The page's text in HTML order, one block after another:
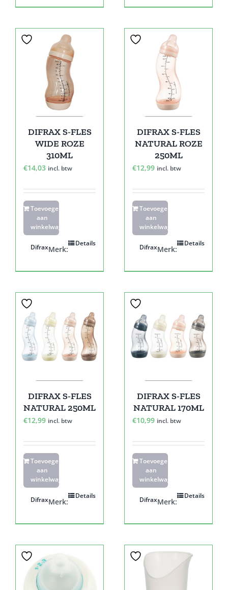
DIFRAX S-FLES
WIDE ROZE
310ML
€14,03 incl. btw
Toevoegen
aan
winkelwagen
Details
Merk:
Difrax
DIFRAX S-FLES
NATURAL ROZE
250ML
€12,99 incl. btw
Toevoegen
aan
winkelwagen
Details
Merk:
Difrax
DIFRAX S-FLES
NATURAL 250ML
€12,99 incl. btw
Toevoegen
aan
winkelwagen
Details
Merk:
Difrax
DIFRAX S-FLES
NATURAL 170ML
€10,99 incl. btw
Toevoegen
aan
winkelwagen
Details
Merk:
Difrax